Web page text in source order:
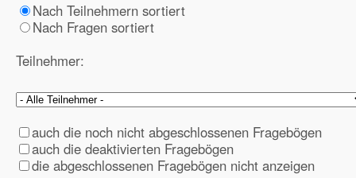
Nach Teilnehmern sortiert
Nach Fragen sortiert
Teilnehmer:
auch die noch nicht abgeschlossenen Fragebögen
auch die deaktivierten Fragebögen
die abgeschlossenen Fragebögen nicht anzeigen